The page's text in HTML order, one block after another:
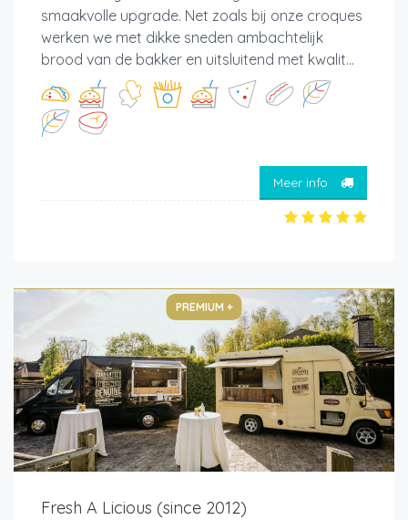
smaakvolle upgrade. Net zoals bij onze croques
werken we met dikke sneden ambachtelijk
brood van de bakker en uitsluitend met kwalit...
Meer info
PREMIUM +
Fresh A Licious (since 2012)